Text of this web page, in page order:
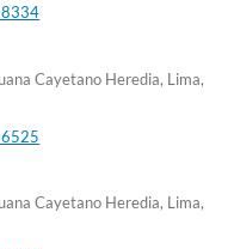
Cayetano Heredia, Lima,
Cayetano Heredia, Lima,